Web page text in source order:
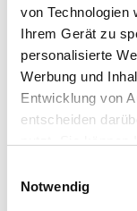
von Technologien
Ihrem Gerät zu
personalisierte
Werbung und
Entwicklung von
entscheiden
Trigger Symbol
Notwendig